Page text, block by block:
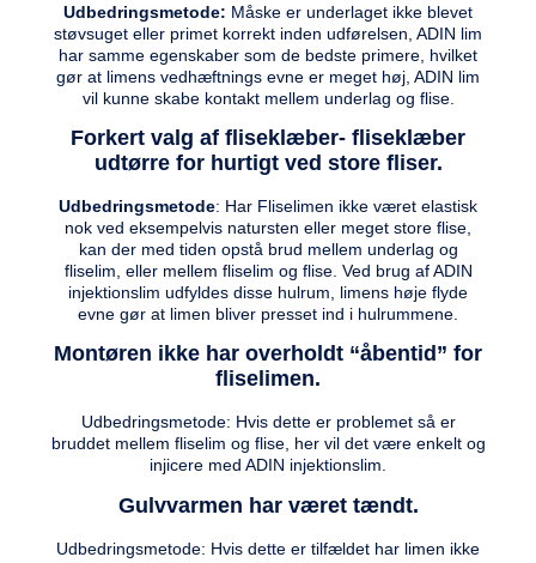
Udbedringsmetode: Måske er underlaget ikke blevet
støvsuget eller primet korrekt inden udførelsen, ADIN lim
har samme egenskaber som de bedste primere, hvilket
gør at limens vedhæftnings evne er meget høj, ADIN lim
vil kunne skabe kontakt mellem underlag og flise.
Forkert valg af fliseklæber- fliseklæber
udtørre for hurtigt ved store fliser.
Udbedringsmetode: Har Fliselimen ikke været elastisk
nok ved eksempelvis natursten eller meget store flise,
kan der med tiden opstå brud mellem underlag og
fliselim, eller mellem fliselim og flise. Ved brug af ADIN
injektionslim udfyldes disse hulrum, limens høje flyde
evne gør at limen bliver presset ind i hulrummene.
Montøren ikke har overholdt “åbentid” for
fliselimen.
Udbedringsmetode: Hvis dette er problemet så er
bruddet mellem fliselim og flise, her vil det være enkelt og
injicere med ADIN injektionslim.
Gulvvarmen har været tændt.
Udbedringsmetode: Hvis dette er tilfældet har limen ikke